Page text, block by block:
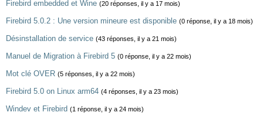
Firebird embedded et Wine (20 réponses, il y a 17 mois)
Firebird 5.0.2 : Une version mineure est disponible (0 réponse, il y a 18 mois)
Désinstallation de service (43 réponses, il y a 21 mois)
Manuel de Migration à Firebird 5 (0 réponse, il y a 22 mois)
Mot clé OVER (5 réponses, il y a 22 mois)
Firebird 5.0 on Linux arm64 (4 réponses, il y a 23 mois)
Windev et Firebird (1 réponse, il y a 24 mois)